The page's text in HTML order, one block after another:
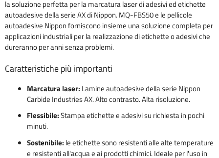
la soluzione perfetta per la marcatura laser di adesivi ed etichette
autoadesive della serie AX di Nippon. MQ-FBS50 e le pellicole
autoadesive Nippon forniscono insieme una soluzione completa per
applicazioni industriali per la realizzazione di etichette o adesivi che
dureranno per anni senza problemi.
Caratteristiche più importanti
Marcatura laser: Lamine autoadesive della serie Nippon
Carbide Industries AX. Alto contrasto. Alta risoluzione.
Flessibile:Stampa etichette e adesivi su richiesta in pochi
minuti.
Sostenibile: le etichette sono resistenti alle alte temperature
e resistenti all'acqua e ai prodotti chimici. Ideale per l'uso in